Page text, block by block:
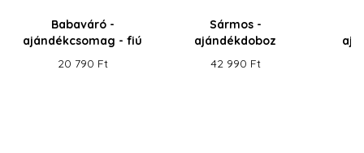
Babaváró -
ajándékcsomag - fiú
20 790 Ft
Sármos -
ajándékdoboz
42 990 Ft